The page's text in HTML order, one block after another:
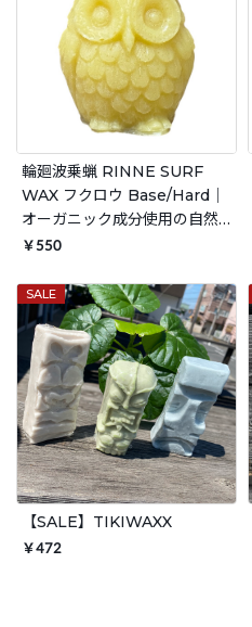
輪廻波乗蝋 RINNE SURF
WAX フクロウ Base/Hard｜
オーガニック成分使用の自然
派サーフワックス 日本製
￥550
SALE
【SALE】TIKIWAXX
￥472